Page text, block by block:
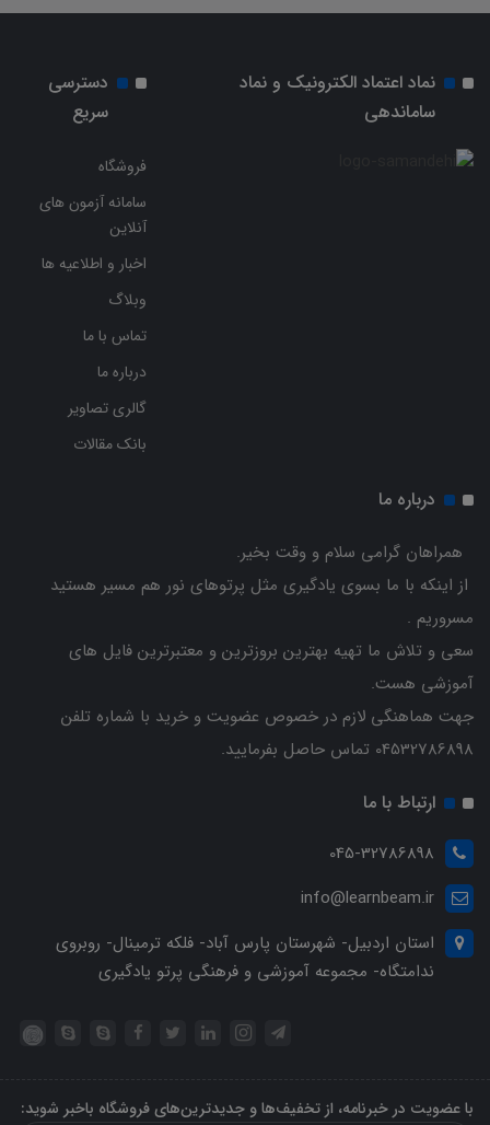
نماد اعتماد الکترونیک و نماد
ساماندهی
دسترسی
سریع
فروشگاه
سامانه آزمون های
آنلاین
اخبار و اطلاعیه ها
وبلاگ
تماس با ما
درباره ما
گالری تصاویر
بانک مقالات
درباره ما
همراهان گرامی سلام و وقت بخیر.
از اینکه با ما بسوی یادگیری مثل پرتوهای نور هم مسیر هستید
مسروریم .
سعی و تلاش ما تهیه بهترین بروزترین و معتبرترین فایل های
آموزشی هست.
جهت هماهنگی لازم در خصوص عضویت و خرید با شماره تلفن
04532786898 تماس حاصل بفرمایید.
ارتباط با ما
045-32786898
info@learnbeam.ir
استان اردبیل- شهرستان پارس آباد- فلکه ترمینال- روبروی
ندامتگاه- مجموعه آموزشی و فرهنگی پرتو یادگیری
با عضویت در خبرنامه، از تخفیف‌ها و جدیدترین‌های فروشگاه باخبر شوید: